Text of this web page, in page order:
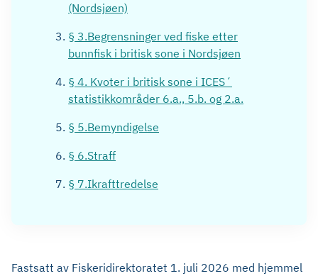
(Nordsjøen)
§ 3.Begrensninger ved fiske etter
bunnfisk i britisk sone i Nordsjøen
§ 4. Kvoter i britisk sone i ICES´
statistikkområder 6.a., 5.b. og 2.a.
§ 5.Bemyndigelse
§ 6.Straff
§ 7.Ikrafttredelse
Fastsatt av Fiskeridirektoratet 1. juli 2026 med hjemmel